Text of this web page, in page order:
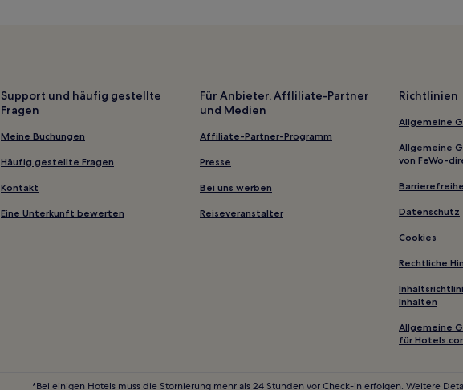
Support und häufig gestellte
Fragen
Meine Buchungen
Häufig gestellte Fragen
Kontakt
Eine Unterkunft bewerten
Für Anbieter, Affliliate-Partner
und Medien
Affiliate-Partner-Programm
Presse
Bei uns werben
Reiseveranstalter
Richtlinien
Allgemeine
Allgemeine
von FeWo-
Datenschutz
Cookies
Rechtliche
Inhalten
Allgemeine
für
*Bei einigen Hotels muss die Stornierung mehr als 24 Stunden vor Check-in erfolgen. Weitere